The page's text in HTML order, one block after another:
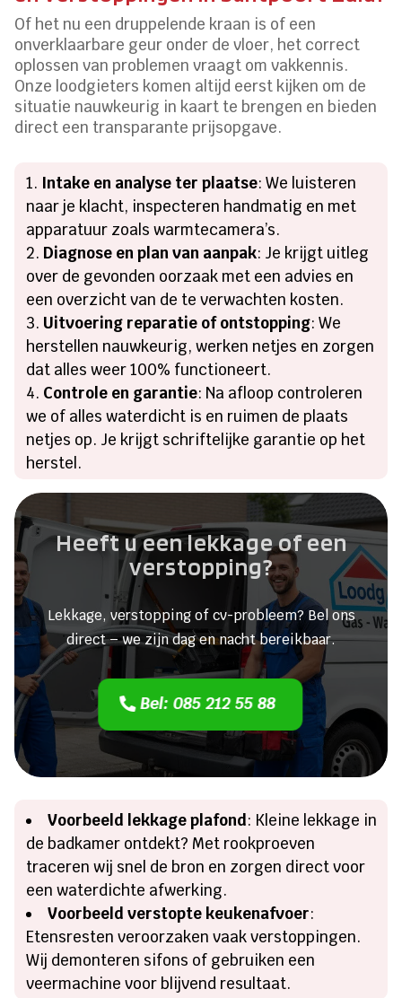
Of het nu een druppelende kraan is of een
onverklaarbare geur onder de vloer, het correct
oplossen van problemen vraagt om vakkennis.
Onze loodgieters komen altijd eerst kijken om de
situatie nauwkeurig in kaart te brengen en bieden
direct een transparante prijsopgave.
Intake en analyse ter plaatse: We luisteren
naar je klacht, inspecteren handmatig en met
apparatuur zoals warmtecamera’s.
Diagnose en plan van aanpak: Je krijgt uitleg
over de gevonden oorzaak met een advies en
een overzicht van de te verwachten kosten.
Uitvoering reparatie of ontstopping: We
herstellen nauwkeurig, werken netjes en zorgen
dat alles weer 100% functioneert.
Controle en garantie: Na afloop controleren
we of alles waterdicht is en ruimen de plaats
netjes op. Je krijgt schriftelijke garantie op het
herstel.
Heeft u een lekkage of een
verstopping?
Lekkage, verstopping of cv-probleem? Bel ons
direct – we zijn dag en nacht bereikbaar.
Bel: 085 212 55 88
Voorbeeld lekkage plafond: Kleine lekkage in
de badkamer ontdekt? Met rookproeven
traceren wij snel de bron en zorgen direct voor
een waterdichte afwerking.
Voorbeeld verstopte keukenafvoer:
Etensresten veroorzaken vaak verstoppingen.
Wij demonteren sifons of gebruiken een
veermachine voor blijvend resultaat.